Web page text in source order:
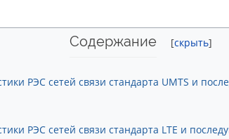
Содержание
РЭС сетей связи стандарта UMTS и
РЭС сетей связи стандарта LTE и